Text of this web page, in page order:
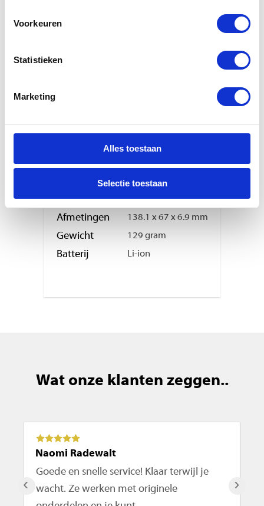
Voorkeuren
Statistieken
Marketing
Alles toestaan
Selectie toestaan
Modelnummer A1634, A1687, A1699
Introductiejaar 2015
Specificaties
Capaciteit
16, 64 en 128 GB
Scherm 5,5 inch 1334 x 750
Afmetingen 138.1 x 67 x 6.9 mm
Gewicht 129 gram
Batterij Li-ion
Wat onze klanten zeggen..
Goede en snelle service! Klaar terwijl je
wacht. Ze werken met originele
Naomi Radewalt
‹ ›